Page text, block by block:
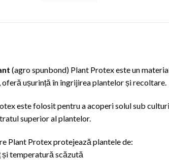
(agro spunbond) Plant Protex este un
ușurință în îngrijirea plantelor și recoltare.
este folosit pentru a acoperi solul sub
superior al plantelor.
Plant Protex protejează plantele de:
și temperatură scăzută